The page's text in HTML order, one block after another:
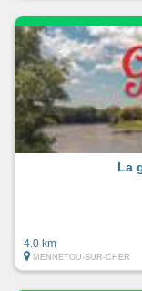
La
4.0 km
MENNETOU-SUR-CHER